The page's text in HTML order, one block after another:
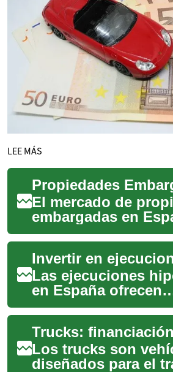
LEE MÁS
El mercado de
embargadas en
ofrece
atractivas para
buscan inmuebles
Las ejecuciones
en España ofrecen
oportunidades
inmuebles por
valor de mercado, ...
Los trucks son
diseñados para el